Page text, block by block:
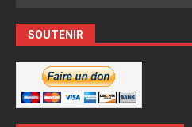
SOUTENIR